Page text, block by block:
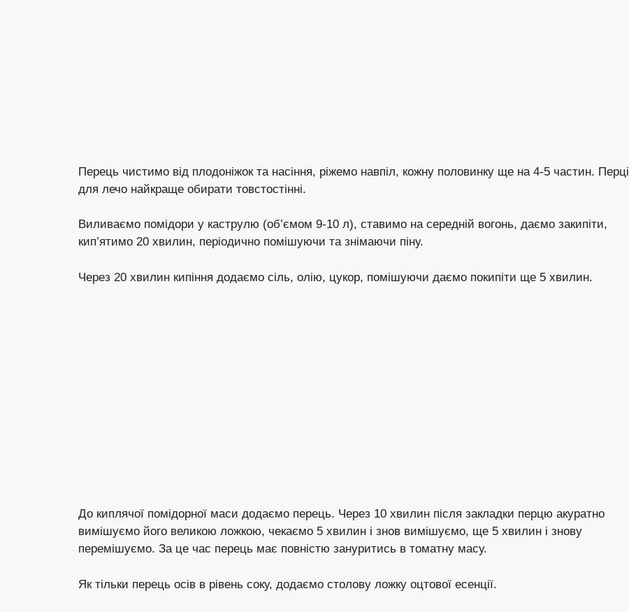
Перець чистимо від плодоніжок та насіння, ріжемо навпіл, кожну половинку ще на 4-5 частин. Перці
для лечо найкраще обирати товстостінні.
Виливаємо помідори у каструлю (об’ємом 9-10 л), ставимо на середній вогонь, даємо закипіти,
кип’ятимо 20 хвилин, періодично помішуючи та знімаючи піну.
Через 20 хвилин кипіння додаємо сіль, олію, цукор, помішуючи даємо покипіти ще 5 хвилин.
До киплячої помідорної маси додаємо перець. Через 10 хвилин після закладки перцю акуратно
вимішуємо його великою ложкою, чекаємо 5 хвилин і знов вимішуємо, ще 5 хвилин і знову
перемішуємо. За це час перець має повністю зануритись в томатну масу.
Як тільки перець осів в рівень соку, додаємо столову ложку оцтової есенції.